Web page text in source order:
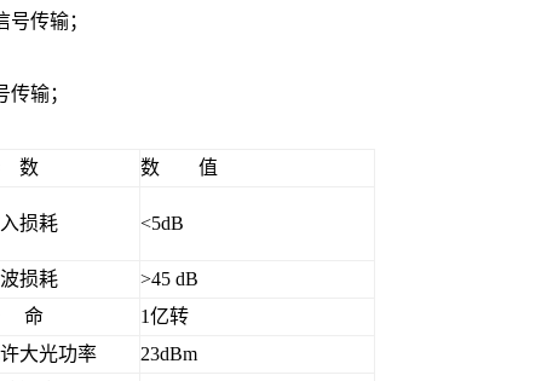
传输；
输；
数 数 值
损耗 <5dB
损耗
>45 dB
命
1亿转
大光功率
23dBm